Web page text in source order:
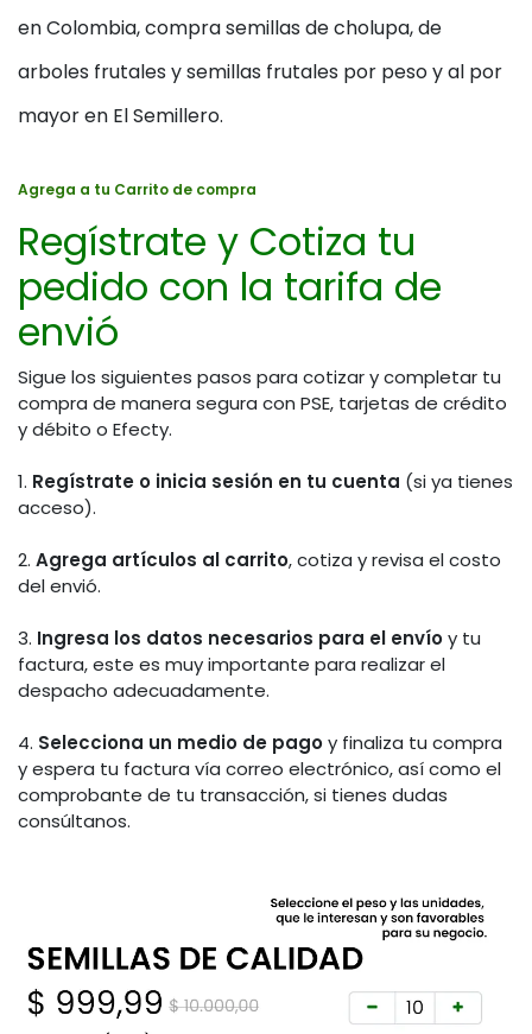
en Colombia, compra semillas de cholupa, de
arboles frutales y semillas frutales por peso y al por
mayor en El Semillero.
Agrega a tu Carrito de compra
Regístrate y Cotiza tu
pedido con la tarifa de
envió
Sigue los siguientes pasos para cotizar y completar tu
compra de manera segura con PSE, tarjetas de crédito
y débito o Efecty.
1. Regístrate o inicia sesión en tu cuenta (si ya tienes
acceso).
2. Agrega artículos al carrito, cotiza y revisa el costo
del envió.
3. Ingresa los datos necesarios para el envíoy tu
factura, este es muy importante para realizar el
despacho adecuadamente.
4. Selecciona un medio de pagoy finaliza tu compra
y espera tu factura vía correo electrónico, así como el
comprobante de tu transacción, si tienes dudas
consúltanos.